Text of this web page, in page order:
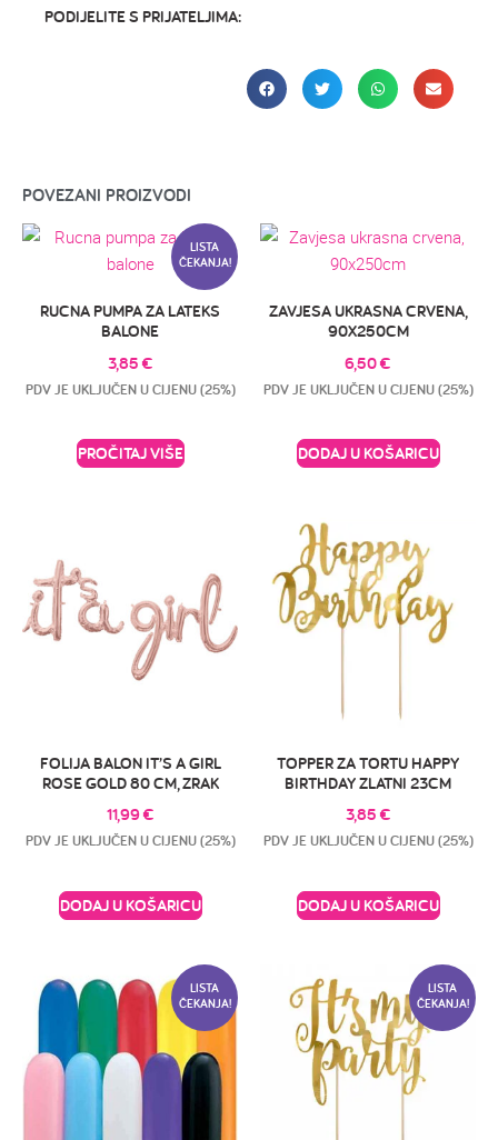
PODIJELITE S PRIJATELJIMA:
POVEZANI PROIZVODI
LISTA
ČEKANJA!
RUCNA PUMPA ZA LATEKS
BALONE
3,85 €
PDV JE UKLJUČEN U CIJENU (25%)
PROČITAJ VIŠE
ZAVJESA UKRASNA CRVENA,
90X250CM
6,50€
PDV JE UKLJUČEN U CIJENU (25%)
DODAJ U KOŠARICU
FOLIJA BALON IT’S A GIRL
ROSE GOLD 80 CM, ZRAK
11,99€
PDV JE UKLJUČEN U CIJENU (25%)
DODAJ U KOŠARICU
TOPPER ZA TORTU HAPPY
BIRTHDAY ZLATNI 23CM
3,85 €
PDV JE UKLJUČEN U CIJENU (25%)
DODAJ U KOŠARICU
LISTA
ČEKANJA!
LISTA
ČEKANJA!